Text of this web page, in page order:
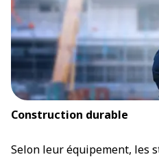
Construction durable
Selon leur équipement, les